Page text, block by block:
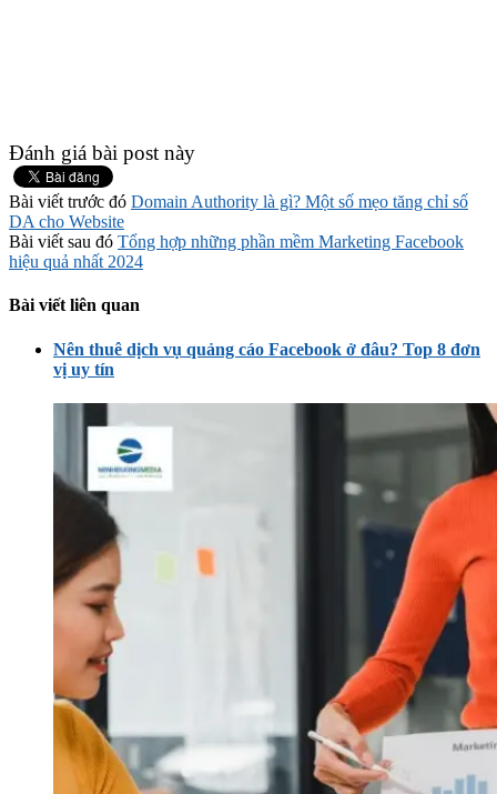
Đánh giá bài post này
Bài viết trước đó Domain Authority là gì? Một số mẹo tăng chỉ số
DA cho Website
Bài viết sau đó Tổng hợp những phần mềm Marketing Facebook
hiệu quả nhất 2024
Bài viết liên quan
Nên thuê dịch vụ quảng cáo Facebook ở đâu? Top 8 đơn
vị uy tín